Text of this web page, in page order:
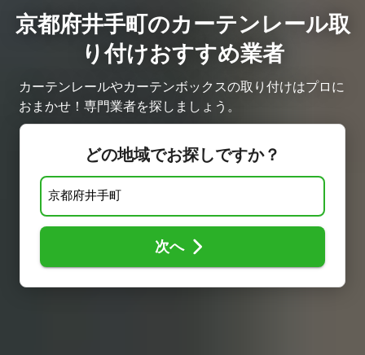
京都府井手町のカーテンレール取
り付けおすすめ業者
カーテンレールやカーテンボックスの取り付けはプロに
おまかせ！専門業者を探しましょう。
どの地域でお探しですか？
次へ